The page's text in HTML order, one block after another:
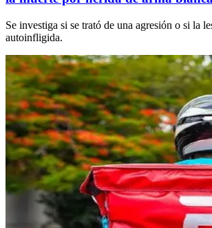
Se investiga si se trató de una agresión o si la
autoinfligida.